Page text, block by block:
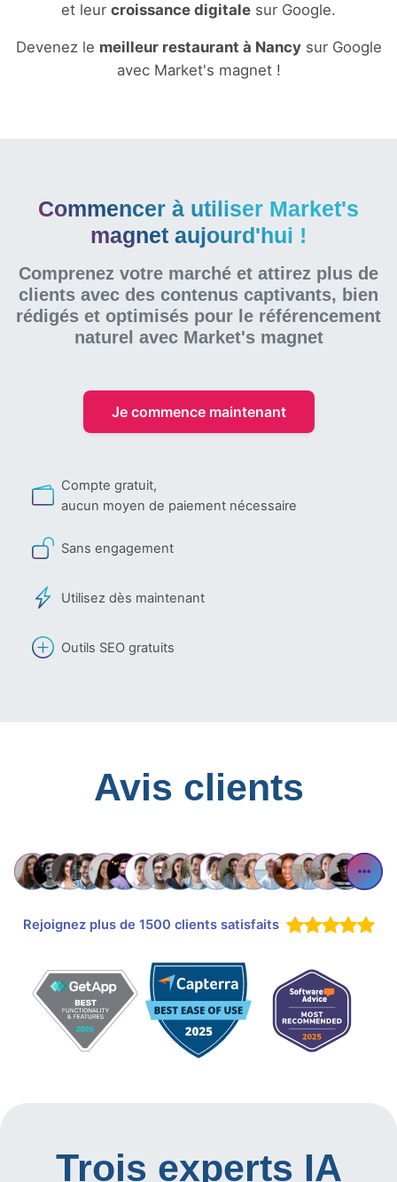
et leur croissance digitale sur Google.
Devenez le meilleur restaurant à Nancysur Google
avec Market's magnet !
Commencer à utiliser Market's
magnet aujourd'hui !
Comprenez votre marché et attirez plus de
clients avec des contenus captivants, bien
rédigés et optimisés pour le référencement
naturel avec Market's magnet
Je commence maintenant
Compte gratuit,
aucun moyen de paiement nécessaire
Sans engagement
Utilisez dès maintenant
Outils SEO gratuits
Avis clients
Rejoignez plus de 1500 clients satisfaits
Trois experts IA